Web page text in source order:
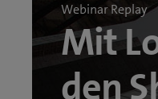
Webinar Replay
Mit
den